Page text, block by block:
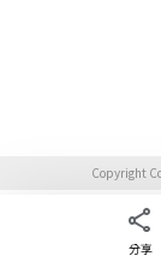
分享
Copyright